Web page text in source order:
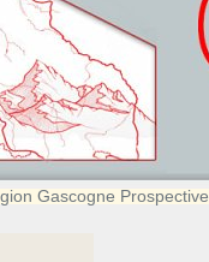
Gascogne Prospective